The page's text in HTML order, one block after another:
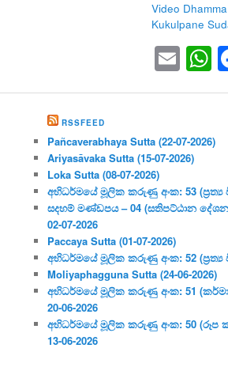
Video
Kukulpane
RSSFEED
Pañcaverabhaya Sutta (22-07-2026)
Ariyasāvaka Sutta (15-07-2026)
Loka Sutta (08-07-2026)
අභිධර්මයේ මූලික කරුණු අංක: 53 (ප්‍ර‍ත්‍ය
සදහම් මණ්ඩපය – 04 (සතිපට්ඨාන
02-07-2026
Paccaya Sutta (01-07-2026)
අභිධර්මයේ මූලික කරුණු අංක: 52 (ප්‍ර‍ත්‍ය
Moliyaphagguna Sutta (24-06-2026)
අභිධර්මයේ මූලික කරුණු අංක: 51
20-06-2026
අභිධර්මයේ මූලික කරුණු අංක: 50 (රූප
13-06-2026